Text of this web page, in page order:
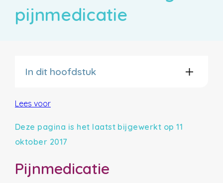
pijnmedicatie
In dit hoofdstuk
Lees voor
Deze pagina is het laatst bijgewerkt op 11
oktober 2017
Pijnmedicatie